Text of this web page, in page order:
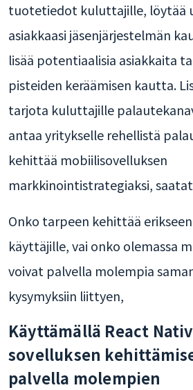
tuotetiedot kuluttajille, löytää
asiakkaasi jäsenjärjestelmän
lisää potentiaalisia asiakkaita
pisteiden keräämisen kautta.
tarjota kuluttajille
antaa yritykselle rehellistä
kehittää mobiilisovelluksen
markkinointistrategiaksi,
Onko tarpeen kehittää
käyttäjille, vai onko olemassa
voivat palvella molempia
kysymyksiin liittyen,
Käyttämällä React
sovelluksen
palvella molempien